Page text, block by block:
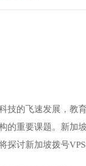
技的飞速发展，教
的重要课题。新加
探讨新加坡拨号